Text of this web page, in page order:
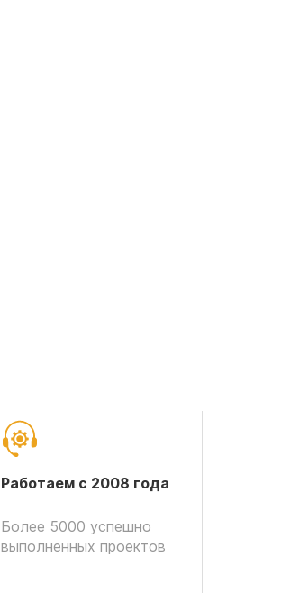
Работаем с 2008 года
Более 5000 успешно
выполненных проектов